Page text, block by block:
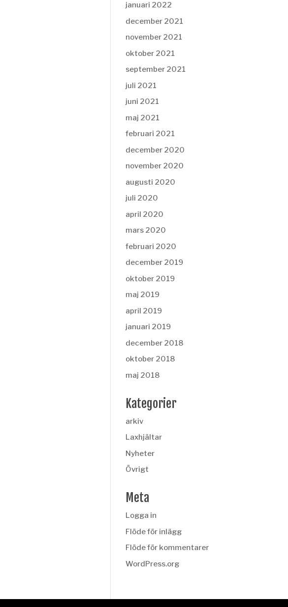
januari 2022
december 2021
november 2021
oktober 2021
september 2021
juli 2021
juni 2021
maj 2021
februari 2021
december 2020
november 2020
augusti 2020
juli 2020
april 2020
mars 2020
februari 2020
december 2019
oktober 2019
maj 2019
april 2019
januari 2019
december 2018
oktober 2018
maj 2018
Kategorier
arkiv
Laxhjältar
Nyheter
Övrigt
Meta
Logga in
Flöde för inlägg
Flöde för kommentarer
WordPress.org